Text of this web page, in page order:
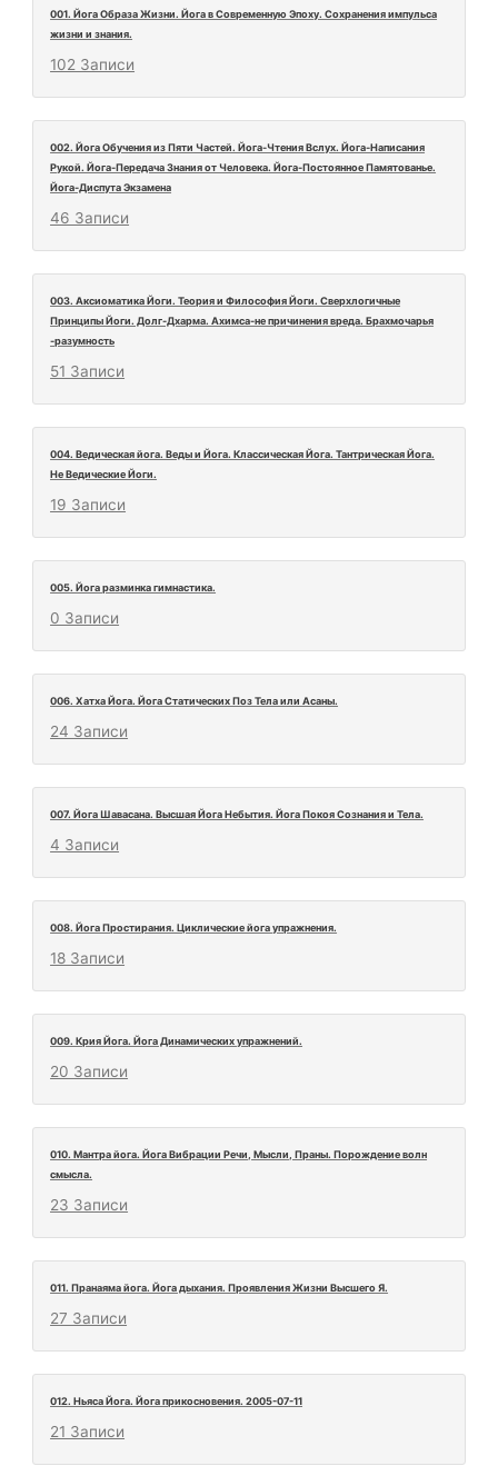
001. Йога Образа Жизни. Йога в Современную Эпоху. Сохранения импульса
жизни и знания.
102 Записи
002. Йога Обучения из Пяти Частей. Йога-Чтения Вслух. Йога-Написания
Рукой. Йога-Передача Знания от Человека. Йога-Постоянное Памятованье.
Йога-Диспута Экзамена
46 Записи
003. Аксиоматика Йоги. Теория и Философия Йоги. Сверхлогичные
Принципы Йоги. Долг-Дхарма. Ахимса-не причинения вреда. Брахмочарья
-разумность
51 Записи
004. Ведическая йога. Веды и Йога. Классическая Йога. Тантрическая Йога.
Не Ведические Йоги.
19 Записи
005. Йога разминка гимнастика.
0 Записи
006. Хатха Йога. Йога Статических Поз Тела или Асаны.
24 Записи
007. Йога Шавасана. Высшая Йога Небытия. Йога Покоя Сознания и Тела.
4 Записи
008. Йога Простирания. Циклические йога упражнения.
18 Записи
009. Крия Йога. Йога Динамических упражнений.
20 Записи
010. Мантра йога. Йога Вибрации Речи, Мысли, Праны. Порождение волн
смысла.
23 Записи
011. Пранаяма йога. Йога дыхания. Проявления Жизни Высшего Я.
27 Записи
012. Ньяса Йога. Йога прикосновения. 2005-07-11
21 Записи